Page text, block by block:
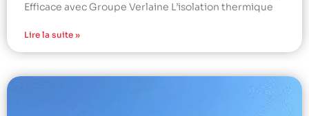
Efficace avec Groupe Verlaine L’isolation thermique
Lire la suite »